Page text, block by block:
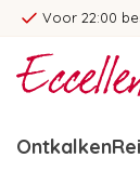
Voor 22:00
Ontkalken